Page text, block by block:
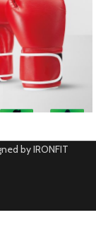
by IRONFIT